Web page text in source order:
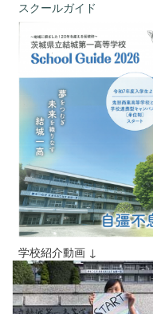
スクールガイド
学校紹介動画 ↓